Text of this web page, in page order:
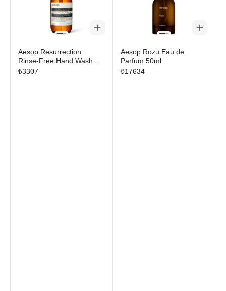
Aesop Resurrection
Rinse‑Free Hand Wash
500 mL
₺3307
Aesop Rōzu Eau de
Parfum 50ml
₺17634